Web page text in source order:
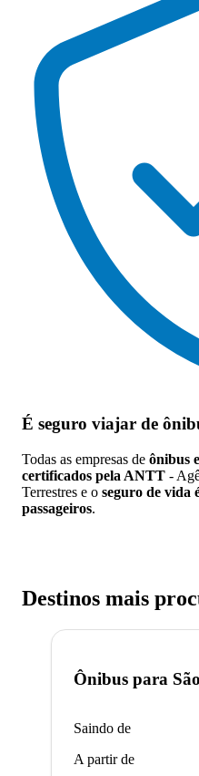
É seguro viajar de
Todas as empresas de ônibus
certificados pela ANTT -
Terrestres e o seguro de vida
passageiros.
Destinos mais
Ônibus para
Saindo de
A partir de